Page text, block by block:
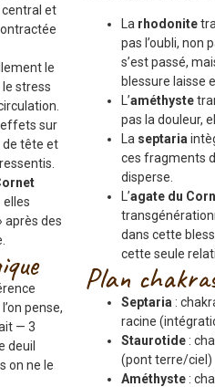
et
le
stress
sur
de tête et
elles
après des
pense,
— 3
deuil
on ne le
La rhodonite
pas l’oubli, non
s’est passé,
blessure laisse
L’améthyste
pas la douleur,
La septaria
ces fragments
disperse.
L’agate du
dans cette
cette seule
Plan
Septaria :
racine
Staurotide :
(pont terre/ciel)
Améthyste :